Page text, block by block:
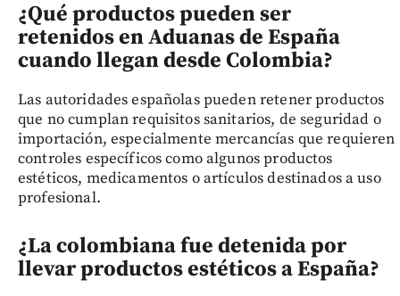
¿Qué productos pueden ser
retenidos en Aduanas de España
cuando llegan desde Colombia?
Las autoridades españolas pueden retener productos
que no cumplan requisitos sanitarios, de seguridad o
importación, especialmente mercancías que requieren
controles específicos como algunos productos
estéticos, medicamentos o artículos destinados a uso
profesional.
¿La colombiana fue detenida por
llevar productos estéticos a España?